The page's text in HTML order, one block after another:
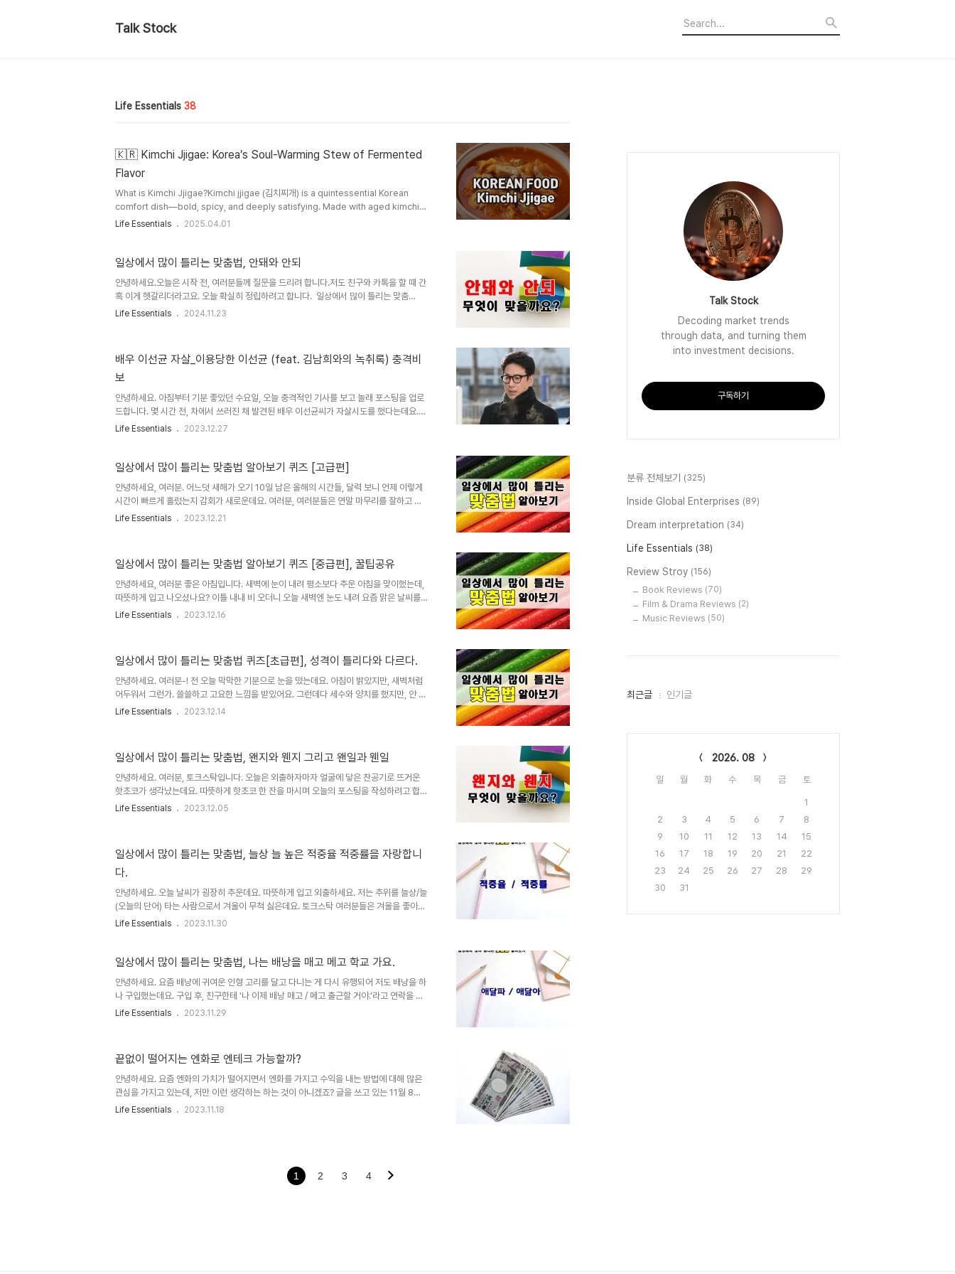
Talk Stock
Life Essentials 38
🇰🇷 Kimchi Jjigae: Korea’s Soul-Warming Stew of Fermented
Flavor
What is Kimchi Jjigae?Kimchi jjigae (김치찌개) is a quintessential Korean
comfort dish—bold, spicy, and deeply satisfying. Made with aged kimchi
(called mukeunji), pork, tofu, and a rich broth, it's a staple of Korean home
Kimchi Jjigae: Korea’s Soul..
Life Essentials 2025.04.01
일상에서 많이 틀리는 맞춤법, 안돼와 안되
안녕하세요.오늘은 시작 전, 여러분들께 질문을 드리려 합니다.저도 친구와 카톡을 할 때 간
혹 이게 헷갈리더라고요. 오늘 확실히 정립하려고 합니다. 일상에서 많이 틀리는 맞춤
법, 안돼와 안되 내일 중요한 날이야. 절대 늦으면 안 되.내일 중요한 날이야. 절대 늦으면
요. 네0버에서 가장 헷갈리고 자주 검색되는 맞춤법 1위가 '-되' 와 '-돼' 였다고 합니
다. '되'는 '되다'의 어간으로 홀로 쓰일 수 없고, 뒤..
Life Essentials 2024.11.23
배우 이선균 자살_이용당한 이선균 (feat. 김남희와의 녹취록) 충격비
보
안녕하세요. 아침부터 기분 좋았던 수요일, 오늘 충격적인 기사를 보고 놀래 포스팅을 업로
드합니다. 몇 시간 전, 차에서 쓰러진 채 발견된 배우 이선균씨가 자살시도를 했다는데요.
결국은 숨진 채 발견됐다고 합니다. 10월부터 '마약 투약'으로 혐의를 받고 있었던 이선균
했고, 경찰은 오전 10시 30분 종로구 와룡 공원 인근에서 차량을 발견했는데, 차량 내에선
였다고 합니다. 10월 28일 사건 발생 후, 경찰에 출석해 '이런 불미스러운 일에 ..
Life Essentials 2023.12.27
일상에서 많이 틀리는 맞춤법 알아보기 퀴즈 [고급편]
안녕하세요, 여러분. 어느덧 새해가 오기 10일 남은 올해의 시간들, 달력 보니 언제 이렇게
시간이 빠르게 흘렀는지 감회가 새로운데요. 여러분, 여러분들은 연말 마무리를 잘하고 계
신가요? 제 2023년은 별일 없이 보통의 하루들로 잘 지내왔는데, 2024년엔 나름대로 큰
때, 몇 가지 헷갈릴 때가 있더라고요. 그래서 내년에는 '맞춤법 천재 되기'가 저의 계획 중 하
나입니다. 오늘도 헷갈리는 우리말들을 골라, 맞춤법 퀴즈[고급편]을 준비했는데, 재..
Life Essentials 2023.12.21
일상에서 많이 틀리는 맞춤법 알아보기 퀴즈 [중급편], 꿀팁공유
안녕하세요, 여러분 좋은 아침입니다. 새벽에 눈이 내려 평소보다 추운 아침을 맞이했는데,
따뜻하게 입고 나오셨나요? 이틀 내내 비 오더니 오늘 새벽엔 눈도 내려 요즘 맑은 날씨를
보기 쉽지 않네요. 흐린 날씨로 이어지다 보니 먹고 싶었던 음식이 있었는데, 여러분들은 흐
오늘 포스팅 글 속을 자세히 살펴보시면 (100%는 아니지만) 유익하게 사용하는 꿀팁들도
공유했으니 잘 읽어보세요. 그럼 알아보러 가보실까요-? [1] 본 ( ) 이야기..
Life Essentials 2023.12.16
일상에서 많이 틀리는 맞춤법 퀴즈[초급편], 성격이 틀리다와 다르다.
안녕하세요. 여러분-! 전 오늘 막막한 기분으로 눈을 떴는데요. 아침이 밝았지만, 새벽처럼
어두워서 그런가. 쓸쓸하고 고요한 느낌을 받았어요. 그런데다 세수와 양치를 했지만, 안 한
것처럼 찝찝하고, 늘 하던 일을 하지만 낯선 그런 날이었어요. 왜 그런가 곰곰이 생각해 보
기서 궁금한 건 여러분들은 성격이 틀리다와 다르다의 차이를 아신가요? 정답은 무엇이라
고 생각하세요? 제가 어제 일기를 쓰는데, 틀린지 다른지 어떻게 써야 하는지 모르겠어..
Life Essentials 2023.12.14
일상에서 많이 틀리는 맞춤법, 왠지와 웬지 그리고 왠일과 웬일
안녕하세요. 여러분, 토크스탁입니다. 오늘은 외출하자마자 얼굴에 닿은 찬공기로 뜨거운
핫초코가 생각났는데요. 따뜻하게 핫초코 한 잔을 마시며 오늘의 포스팅을 작성하려고 합니
다. 오늘의 포스팅은요. 일상에서 많이 틀리는 맞춤법, 왠지와 웬지 그리고 왠일과 웬일로
알아보도록 해요. 오늘은 왠지 기분이 좋아 하루 종일 행복할 것 같아. 오늘은 웬지 기분이
좋아 하루 종일 행복할 것 같아. 여러분, 위 두 문장에서 '왠지'와 '웬지' 중 무엇이 맞을까요..
Life Essentials 2023.12.05
일상에서 많이 틀리는 맞춤법, 늘상 늘 높은 적중율 적중률을 자랑합니
다.
안녕하세요. 오늘 날씨가 굉장히 추운데요. 따뜻하게 입고 외출하세요. 저는 추위를 늘상/늘
(오늘의 단어) 타는 사람으로서 겨울이 무척 싫은데요. 토크스탁 여러분들은 겨울을 좋아하
시나요? 오늘 포스팅도 역시 일상에서 많이 틀리는 단어들로 준비했는데, 큰 도움 되시길
'률, 렬'로 적고, 'ㄴ'받침이나 모음 뒤에서는 '율, 열'로 적습니다. 의미로는 '화살 따위가 목
으로는 '기말고사를 대비해서 적중률 높은 예상 문제집을 샀다..
Life Essentials 2023.11.30
일상에서 많이 틀리는 맞춤법, 나는 배낭을 매고 메고 학교 가요.
안녕하세요. 요즘 배낭에 귀여운 인형 고리를 달고 다니는 게 다시 유행되어 저도 배낭을 하
나 구입했는데요. 구입 후, 친구한테 '나 이제 배낭 매고 / 메고 출근할 거야.'라고 연락을 하
려는데, 순간 문자로 보낼 때 메고와 매고가 헷갈리더라구요. 여러분들은 배낭을 메고와 매
닯으니, 애닯아서'등의 활용형이 쓰이는 일이 없어 고어로 처리하고, '애달파'를 표준어로
삼았습니다. 2. 춥던지(o) / 춥든지(x) 정답은 '춥던지'입니다. ..
Life Essentials 2023.11.29
끝없이 떨어지는 엔화로 엔테크 가능할까?
안녕하세요. 요즘 엔화의 가치가 떨어지면서 엔화를 가지고 수익을 내는 방법에 대해 많은
관심을 가지고 있는데, 저만 이런 생각하는 하는 것이 아니겠죠? 글을 쓰고 있는 11월 8일
자 현재 시점으로 검색했을 때, 오늘이 최저로 더 떨어졌더라고요. 역대급 엔저가 지속되네
차익을 얻는 전략을 말합니다. 즉, 하락 베팅을 뜻함. * 전면 금지 : 한시적..
Life Essentials 2023.11.18
1 2 3 4
Talk Stock
Decoding market trends
through data, and turning them
into investment decisions.
구독하기
분류 전체보기 (325)
Inside Global Enterprises (89)
Dream interpretation (34)
Life Essentials (38)
Review Stroy (156)
Book Reviews (70)
Film & Drama Reviews (2)
Music Reviews (50)
최
최근글 인기글
2026. 08
일 월 화 수 목 금 토
1
2
3 4 5 6 7
8
9
10 11 12 13 14
15
16
17 18 19 20 21
22
23
24 25 26 27 28
29
30
31